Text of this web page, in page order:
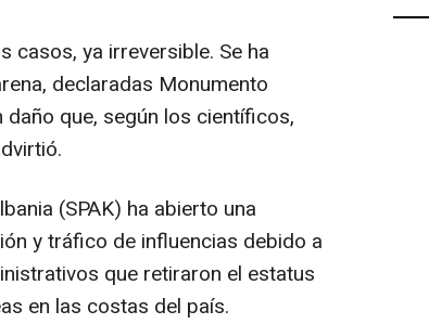
casos, ya irreversible. Se ha
declaradas Monumento
que, según los científicos,
(SPAK) ha abierto una
y tráfico de influencias debido a
que retiraron el estatus
en las costas del país.